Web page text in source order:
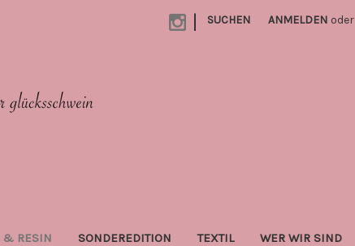
| SUCHEN ANMELDEN oder
& RESIN SONDEREDITION TEXTIL WER WIR SIND